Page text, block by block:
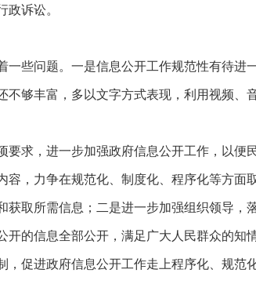
诉讼。
些问题。一是信息公开工作规范性有待进
够丰富，多以文字方式表现，利用视频、
求，进一步加强政府信息公开工作，以便
，力争在规范化、制度化、程序化等方面
取所需信息；二是进一步加强组织领导，
的信息全部公开，满足广大人民群众的知
促进政府信息公开工作走上程序化、规范